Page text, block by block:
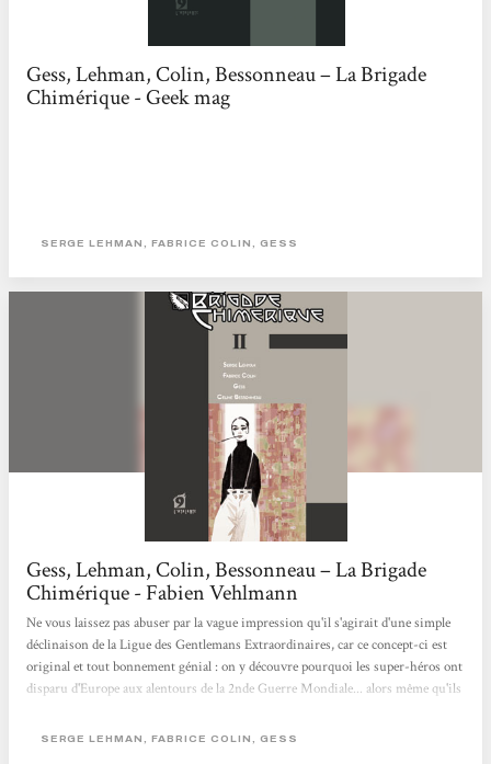
Gess, Lehman, Colin, Bessonneau – La Brigade
Chimérique - Geek mag
SERGE LEHMAN, FABRICE COLIN, GESS
Gess, Lehman, Colin, Bessonneau – La Brigade
Chimérique - Fabien Vehlmann
Ne vous laissez pas abuser par la vague impression qu'il s'agirait d'une simple
déclinaison de la Ligue des Gentlemans Extraordinaires, car ce concept-ci est
original et tout bonnement génial : on y découvre pourquoi les super-héros ont
disparu d'Europe aux alentours de la 2nde Guerre Mondiale... alors même qu'ils
(Spiderman, Superman et autres Batman). Les deux scénaristes (Serge Lehman
SERGE LEHMAN, FABRICE COLIN, GESS